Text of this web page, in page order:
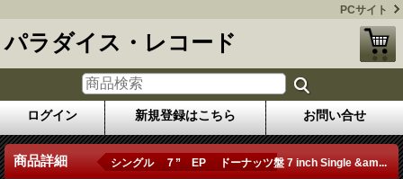
PCサイト
パラダイス・レコード
ログイン 新規登録はこちら お問い合せ
商品詳細 シングル ７” EP ドーナッツ盤 7 inch Single &am...